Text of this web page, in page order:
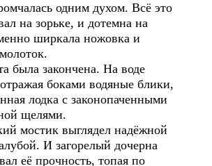
одним духом. Всё это
на зорьке, и дотемна на
ширкала ножовка и
была закончена. На воде
боками водяные блики,
лодка с законопаченными
щелями.
мостик выглядел надёжной
И загорелый дочерна
её прочность, топая по